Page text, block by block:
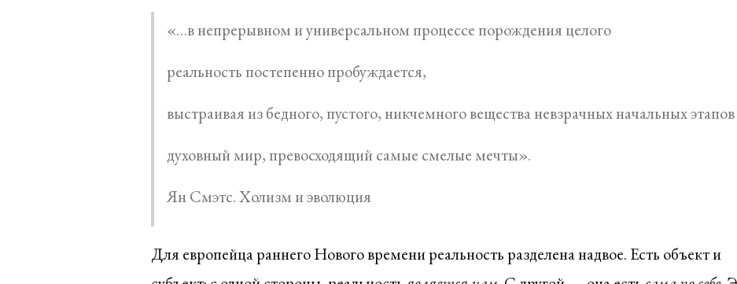
«…в непрерывном и универсальном процессе порождения целого
реальность постепенно пробуждается,
выстраивая из бедного, пустого, никчемного вещества невзрачных начальных этапов
духовный мир, превосходящий самые смелые мечты».
Ян Смэтс. Холизм и эволюция
Для европейца раннего Нового времени реальность разделена надвое. Есть объект и